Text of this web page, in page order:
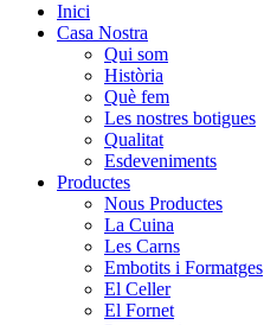
Inici
Casa Nostra
Qui som
Història
Què fem
Les nostres botigues
Qualitat
Esdeveniments
Productes
Nous Productes
La Cuina
Les Carns
Embotits i Formatges
El Celler
El Fornet